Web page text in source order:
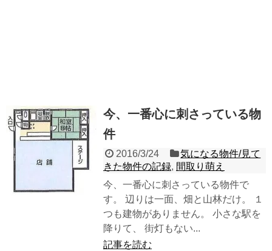
今、一番心に刺さっている物
件
2016/3/24
気になる物件/見て
きた物件の記録, 間取り萌え
今、一番心に刺さっている物件で
す。 辺りは一面、畑と山林だけ。 １
つも建物がありません。 小さな駅を
降りて、 街灯もない...
記事を読む